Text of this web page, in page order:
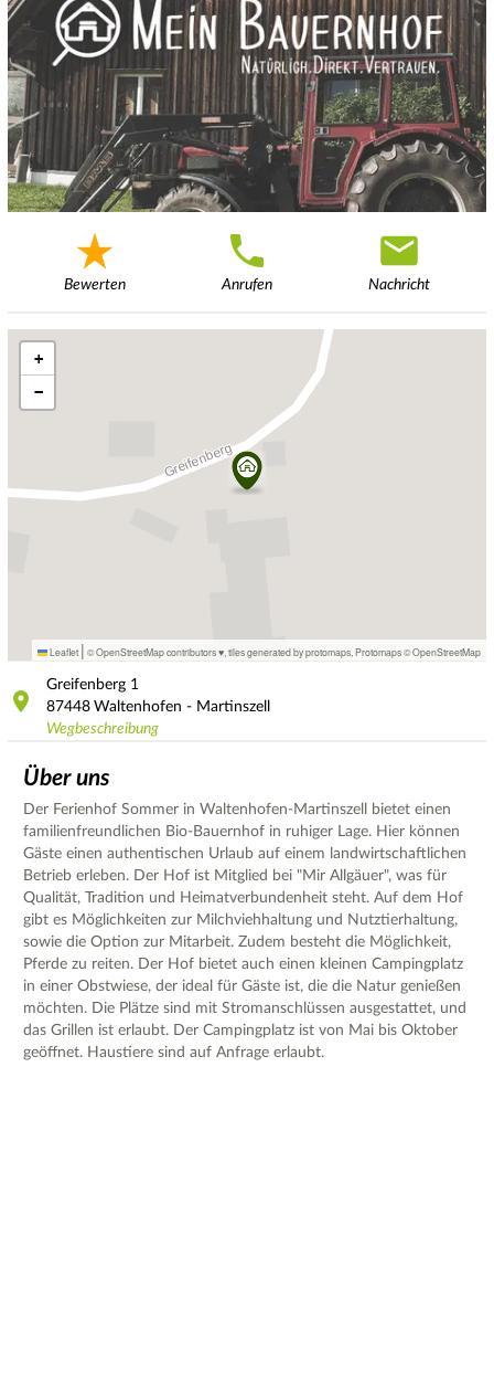
Bewerten Anrufen Nachricht
+
−
Leaflet | © OpenStreetMap contributors ♥, tiles generated by protomaps Protomaps©OpenStreetMap
Greifenberg 1
87448 Waltenhofen - Martinszell
Wegbeschreibung
Über uns
Der Ferienhof Sommer in Waltenhofen-Martinszell bietet einen
familienfreundlichen Bio-Bauernhof in ruhiger Lage. Hier können
Gäste einen authentischen Urlaub auf einem landwirtschaftlichen
Betrieb erleben. Der Hof ist Mitglied bei "Mir Allgäuer", was für
Qualität, Tradition und Heimatverbundenheit steht. Auf dem Hof
gibt es Möglichkeiten zur Milchviehhaltung und Nutztierhaltung,
sowie die Option zur Mitarbeit. Zudem besteht die Möglichkeit,
Pferde zu reiten. Der Hof bietet auch einen kleinen Campingplatz
in einer Obstwiese, der ideal für Gäste ist, die die Natur genießen
möchten. Die Plätze sind mit Stromanschlüssen ausgestattet, und
das Grillen ist erlaubt. Der Campingplatz ist von Mai bis Oktober
geöffnet. Haustiere sind auf Anfrage erlaubt.